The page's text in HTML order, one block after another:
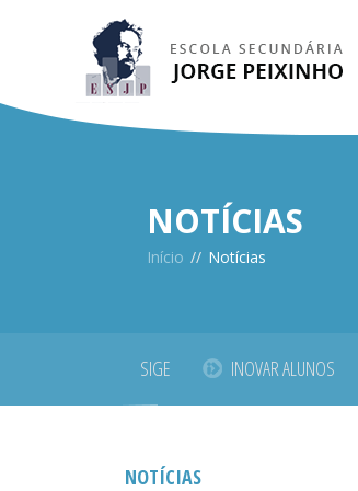
NOTÍCIAS
Início // Notícias
SIGE INOVAR ALUNOS
NOTÍCIAS